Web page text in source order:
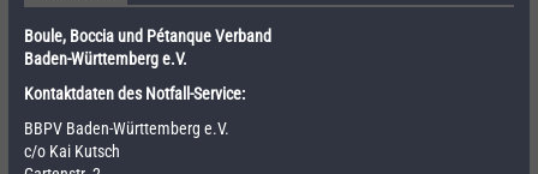
Boule, Boccia und Pétanque Verband
Baden-Württemberg e.V.
Kontaktdaten des Notfall-Service:
BBPV Baden-Württemberg e.V.
c/o Kai Kutsch